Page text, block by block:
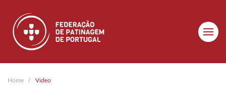
Skip to main content
Home Video